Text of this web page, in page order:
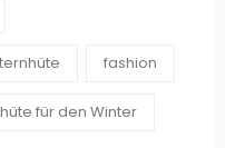
fashion
für den Winter